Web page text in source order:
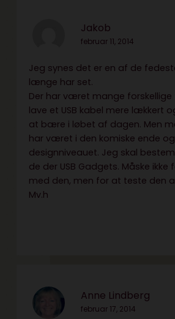
Jakob
februar 11, 2014
Jeg synes det er en af de
længe har set.
Der har været mange
lave et USB kabel mere lækkert
at bære i løbet af dagen. Men
har været i den komiske ende
designniveauet. Jeg skal
de der USB Gadgets. Måske
med den, men for at teste den
Mv.h
Anne Lindberg
februar 17, 2014